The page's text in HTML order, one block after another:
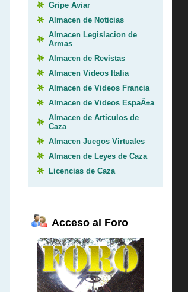
Gripe Aviar
Almacen de Noticias
Almacen Legislacion de
Armas
Almacen de Revistas
Almacen Videos Italia
Almacen de Videos Francia
Almacen de Videos EspaÃ±a
Almacen de Articulos de
Caza
Almacen Juegos Virtuales
Almacen de Leyes de Caza
Licencias de Caza
Acceso al Foro